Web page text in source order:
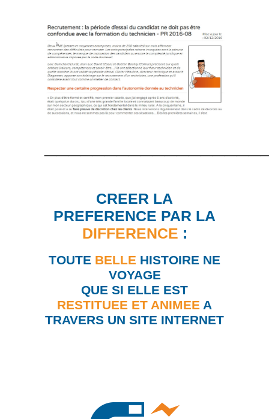
CREER LA
PREFERENCE PAR LA
DIFFERENCE :
TOUTE BELLE HISTOIRE NE
VOYAGE
QUE SI ELLE EST
RESTITUEE ET ANIMEE A
TRAVERS UN SITE INTERNET